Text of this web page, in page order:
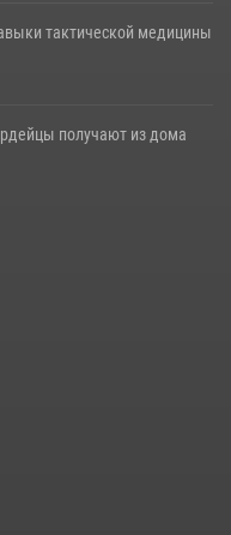
тактической медицины
получают из дома